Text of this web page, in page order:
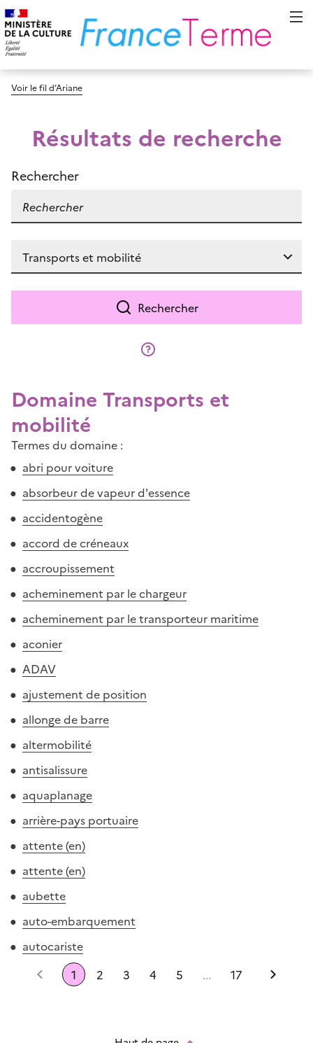
Voir le fil d’Ariane
Résultats de recherche
Rechercher
Rechercher
Domaine Transports et
mobilité
Termes du domaine :
abri pour voiture
absorbeur de vapeur d'essence
accidentogène
accord de créneaux
accroupissement
acheminement par le chargeur
acheminement par le transporteur maritime
aconier
ADAV
ajustement de position
allonge de barre
altermobilité
antisalissure
aquaplanage
arrière-pays portuaire
attente (en)
attente (en)
aubette
auto-embarquement
autocariste
Précédent
1 2 3 4 5 ... 17